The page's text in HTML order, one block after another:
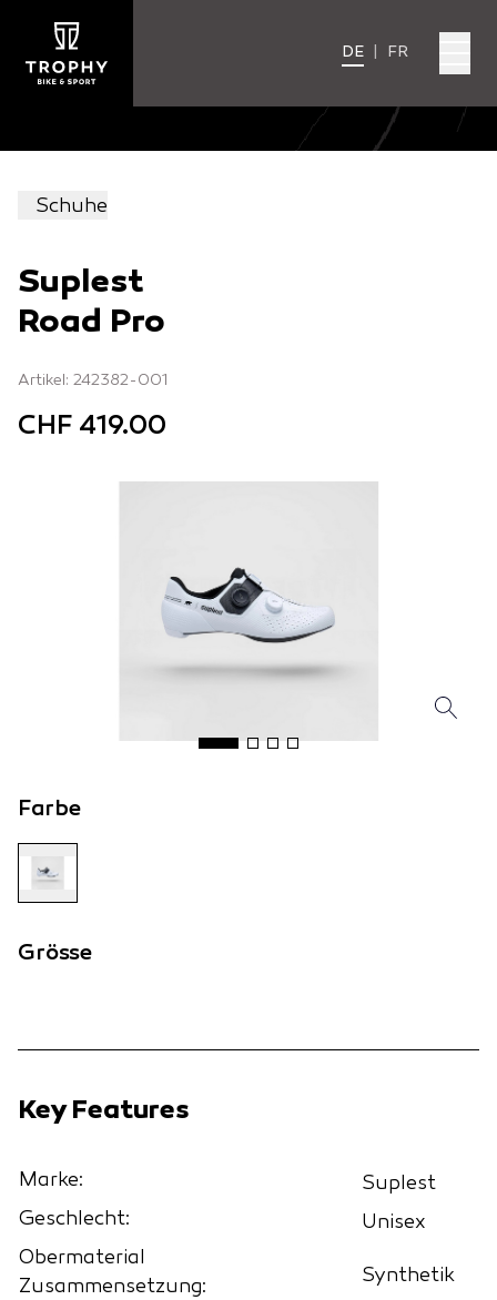
DE FR
Schuhe
Suplest
Road Pro
Artikel: 242382-001
CHF 419.00
Farbe
Grösse
Key Features
Marke:
Suplest
Geschlecht:
Unisex
Obermaterial
Zusammensetzung:
Synthetik